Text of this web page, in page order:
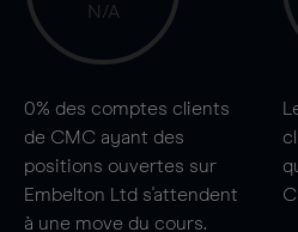
N/A
0% des comptes clients
de CMC ayant des
positions ouvertes sur
Embelton Ltd s'attendent
à une move du cours.